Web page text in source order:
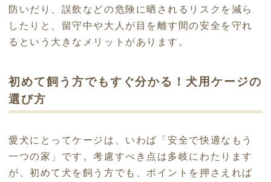
防いだり、誤飲などの危険に晒されるリスクを減ら
したりと、留守中や大人が目を離す間の安全を守れ
るという大きなメリットがあります。
初めて飼う方でもすぐ分かる！犬用ケージの
選び方
愛犬にとってケージは、いわば「安全で快適なもう
一つの家」です。考慮すべき点は多岐にわたります
が、初めて犬を飼う方でも、ポイントを押さえれば